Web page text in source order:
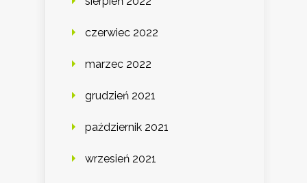
czerwiec 2022
marzec 2022
grudzień 2021
październik 2021
wrzesień 2021